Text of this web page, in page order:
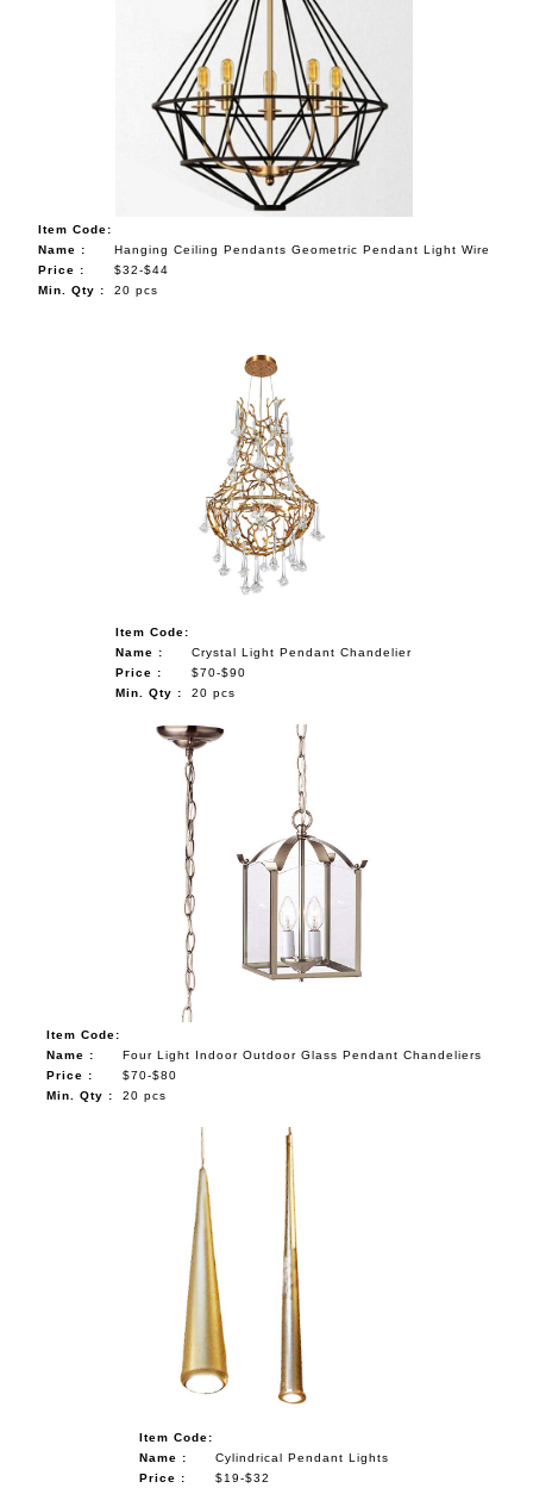
Item Code:
Name :
Hanging Ceiling Pendants Geometric Pendant Light Wire
Price :
$32-$44
Min. Qty :
20 pcs
Item Code:
Name :
Crystal Light Pendant Chandelier
Price :
$70-$90
Min. Qty :
20 pcs
Item Code:
Name :
Four Light Indoor Outdoor Glass Pendant Chandeliers
Price :
$70-$80
Min. Qty :
20 pcs
Item Code:
Name :
Cylindrical Pendant Lights
Price :
$19-$32